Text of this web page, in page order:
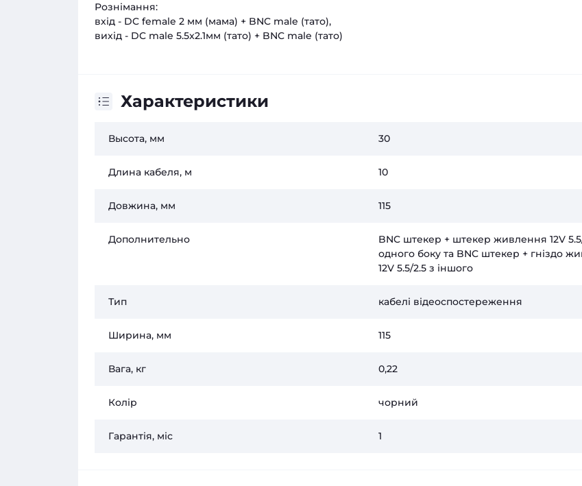
Рознімання:
вхід - DC female 2 мм (мама) + BNC male (тато),
вихід - DC male 5.5x2.1мм (тато) + BNC male (тато)
Характеристики
Высота, мм 30
Длина кабеля, м 10
Довжина, мм 115
Дополнительно
BNC штекер + штекер живлення 12V
одного боку та BNC штекер + гніздо
12V 5.5/2.5 з іншого
Тип кабелі відеоспостереження
Ширина, мм 115
Вага, кг 0,22
Колір чорний
Гарантія, міс 1